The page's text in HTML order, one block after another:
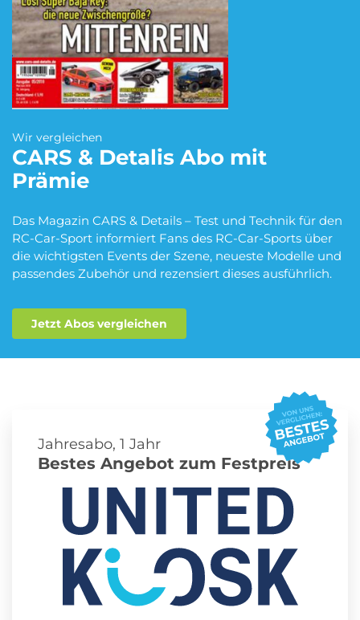
Blumen Abo Dating App Abo
eBook Abo
Fitness Abo
Kino Abo Kochbox Abo
Musik-Streaming Abo
Schmuck Abo
Sprachlern App Abo Streaming Abo
Süßigkeiten Abo Zeitschriften Abo
Wir vergleichen
CARS & Detalis Abo mit
Prämie
Das Magazin CARS & Details – Test und Technik für den
RC-Car-Sport informiert Fans des RC-Car-Sports über
die wichtigsten Events der Szene, neueste Modelle und
passendes Zubehör und rezensiert dieses ausführlich.
Jetzt Abos vergleichen
Jahresabo, 1 Jahr
Bestes Angebot zum Festpreis